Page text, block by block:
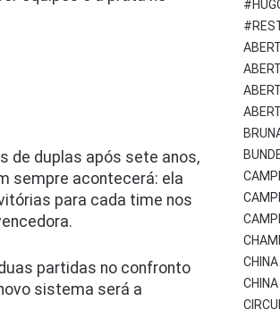
de duplas após sete anos,
sempre acontecerá: ela
para cada time nos
partidas no confronto
sistema será a
CHINA